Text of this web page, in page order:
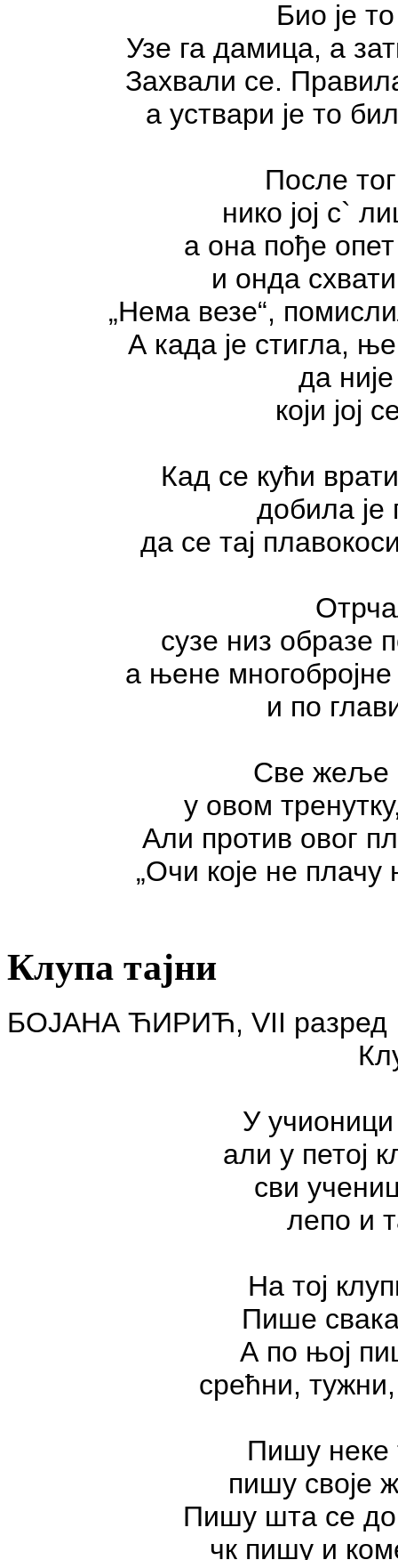
Био је
Узе га дамица, а
Захвали се.
а уствари је то
После
нико јој с`
а она пође
и онда
„Нема везе“,
А када је стигла,
да
који јој
Кад се кући
добила
да се тај
сузе низ образе
а њене
и по
Све жеље
у овом
Али против овог
„Очи које не
Клупа тајни
БОЈАНА ЋИРИЋ, VII разред
У
али у петој
сви
лепо и
На тој
Пише
А по њој
срећни, тужни,
Пишу неке
пишу своје
Пишу шта се
чк пишу и